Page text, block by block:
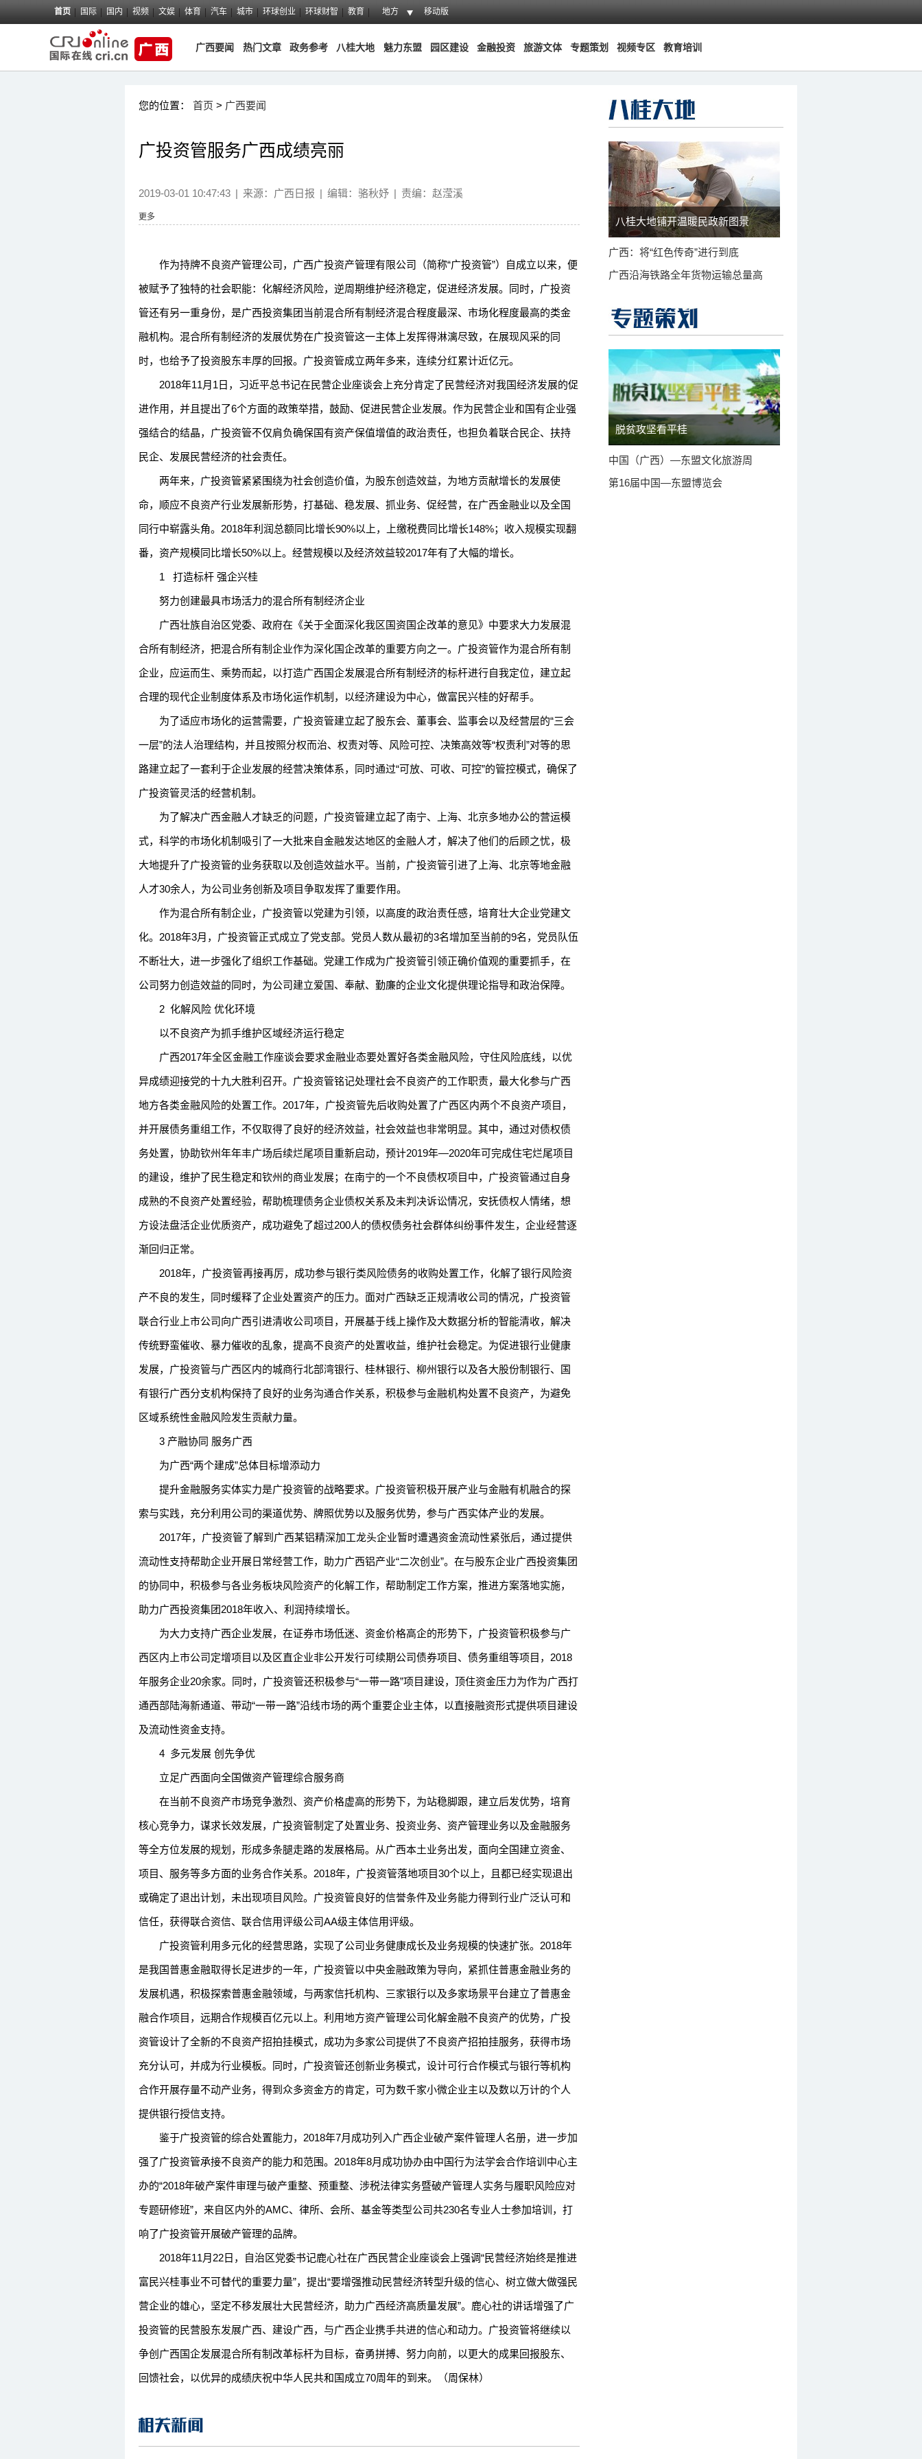
首页 国际 国内 视频 文娱 体育 汽车 城市 环球创业 环球财智 教育 地方 移动版
广西要闻 热门文章 政务参考 八桂大地 魅力东盟 园区建设 金融投资 旅游文体 专题策划 视频专区 教育培训
您的位置： 首页 > 广西要闻
广投资管服务广西成绩亮丽
2019-03-01 10:47:43 | 来源： 广西日报 | 编辑：骆秋妤 | 责编：赵滢溪
更多
作为持牌不良资产管理公司，广西广投资产管理有限公司（简称“广投资管”）自成立以来，便
被赋予了独特的社会职能：化解经济风险，逆周期维护经济稳定，促进经济发展。同时，广投资
管还有另一重身份，是广西投资集团当前混合所有制经济混合程度最深、市场化程度最高的类金
融机构。混合所有制经济的发展优势在广投资管这一主体上发挥得淋漓尽致，在展现风采的同
时，也给予了投资股东丰厚的回报。广投资管成立两年多来，连续分红累计近亿元。
2018年11月1日，习近平总书记在民营企业座谈会上充分肯定了民营经济对我国经济发展的促
进作用，并且提出了6个方面的政策举措，鼓励、促进民营企业发展。作为民营企业和国有企业强
强结合的结晶，广投资管不仅肩负确保国有资产保值增值的政治责任，也担负着联合民企、扶持
民企、发展民营经济的社会责任。
两年来，广投资管紧紧围绕为社会创造价值，为股东创造效益，为地方贡献增长的发展使
命，顺应不良资产行业发展新形势，打基础、稳发展、抓业务、促经营，在广西金融业以及全国
同行中崭露头角。2018年利润总额同比增长90%以上，上缴税费同比增长148%；收入规模实现翻
番，资产规模同比增长50%以上。经营规模以及经济效益较2017年有了大幅的增长。
1 打造标杆 强企兴桂
努力创建最具市场活力的混合所有制经济企业
广西壮族自治区党委、政府在《关于全面深化我区国资国企改革的意见》中要求大力发展混
合所有制经济，把混合所有制企业作为深化国企改革的重要方向之一。广投资管作为混合所有制
企业，应运而生、乘势而起，以打造广西国企发展混合所有制经济的标杆进行自我定位，建立起
合理的现代企业制度体系及市场化运作机制，以经济建设为中心，做富民兴桂的好帮手。
为了适应市场化的运营需要，广投资管建立起了股东会、董事会、监事会以及经营层的“三会
一层”的法人治理结构，并且按照分权而治、权责对等、风险可控、决策高效等“权责利”对等的思
路建立起了一套利于企业发展的经营决策体系，同时通过“可放、可收、可控”的管控模式，确保了
广投资管灵活的经营机制。
为了解决广西金融人才缺乏的问题，广投资管建立起了南宁、上海、北京多地办公的营运模
式，科学的市场化机制吸引了一大批来自金融发达地区的金融人才，解决了他们的后顾之忧，极
大地提升了广投资管的业务获取以及创造效益水平。当前，广投资管引进了上海、北京等地金融
人才30余人，为公司业务创新及项目争取发挥了重要作用。
作为混合所有制企业，广投资管以党建为引领，以高度的政治责任感，培育壮大企业党建文
化。2018年3月，广投资管正式成立了党支部。党员人数从最初的3名增加至当前的9名，党员队伍
不断壮大，进一步强化了组织工作基础。党建工作成为广投资管引领正确价值观的重要抓手，在
公司努力创造效益的同时，为公司建立爱国、奉献、勤廉的企业文化提供理论指导和政治保障。
2 化解风险 优化环境
以不良资产为抓手维护区域经济运行稳定
广西2017年全区金融工作座谈会要求金融业态要处置好各类金融风险，守住风险底线，以优
异成绩迎接党的十九大胜利召开。广投资管铭记处理社会不良资产的工作职责，最大化参与广西
地方各类金融风险的处置工作。2017年，广投资管先后收购处置了广西区内两个不良资产项目，
并开展债务重组工作，不仅取得了良好的经济效益，社会效益也非常明显。其中，通过对债权债
务处置，协助钦州年年丰广场后续烂尾项目重新启动，预计2019年—2020年可完成住宅烂尾项目
的建设，维护了民生稳定和钦州的商业发展；在南宁的一个不良债权项目中，广投资管通过自身
成熟的不良资产处置经验，帮助梳理债务企业债权关系及未判决诉讼情况，安抚债权人情绪，想
方设法盘活企业优质资产，成功避免了超过200人的债权债务社会群体纠纷事件发生，企业经营逐
渐回归正常。
2018年，广投资管再接再厉，成功参与银行类风险债务的收购处置工作，化解了银行风险资
产不良的发生，同时缓释了企业处置资产的压力。面对广西缺乏正规清收公司的情况，广投资管
联合行业上市公司向广西引进清收公司项目，开展基于线上操作及大数据分析的智能清收，解决
传统野蛮催收、暴力催收的乱象，提高不良资产的处置收益，维护社会稳定。为促进银行业健康
发展，广投资管与广西区内的城商行北部湾银行、桂林银行、柳州银行以及各大股份制银行、国
有银行广西分支机构保持了良好的业务沟通合作关系，积极参与金融机构处置不良资产，为避免
区域系统性金融风险发生贡献力量。
3 产融协同 服务广西
为广西“两个建成”总体目标增添动力
提升金融服务实体实力是广投资管的战略要求。广投资管积极开展产业与金融有机融合的探
索与实践，充分利用公司的渠道优势、牌照优势以及服务优势，参与广西实体产业的发展。
2017年，广投资管了解到广西某铝精深加工龙头企业暂时遭遇资金流动性紧张后，通过提供
流动性支持帮助企业开展日常经营工作，助力广西铝产业“二次创业”。在与股东企业广西投资集团
的协同中，积极参与各业务板块风险资产的化解工作，帮助制定工作方案，推进方案落地实施，
助力广西投资集团2018年收入、利润持续增长。
为大力支持广西企业发展，在证券市场低迷、资金价格高企的形势下，广投资管积极参与广
西区内上市公司定增项目以及区直企业非公开发行可续期公司债券项目、债务重组等项目，2018
年服务企业20余家。同时，广投资管还积极参与“一带一路”项目建设，顶住资金压力为作为广西打
通西部陆海新通道、带动“一带一路”沿线市场的两个重要企业主体，以直接融资形式提供项目建设
及流动性资金支持。
4 多元发展 创先争优
立足广西面向全国做资产管理综合服务商
在当前不良资产市场竞争激烈、资产价格虚高的形势下，为站稳脚跟，建立后发优势，培育
核心竞争力，谋求长效发展，广投资管制定了处置业务、投资业务、资产管理业务以及金融服务
等全方位发展的规划，形成多条腿走路的发展格局。从广西本土业务出发，面向全国建立资金、
项目、服务等多方面的业务合作关系。2018年，广投资管落地项目30个以上，且都已经实现退出
或确定了退出计划，未出现项目风险。广投资管良好的信誉条件及业务能力得到行业广泛认可和
信任，获得联合资信、联合信用评级公司AA级主体信用评级。
广投资管利用多元化的经营思路，实现了公司业务健康成长及业务规模的快速扩张。2018年
是我国普惠金融取得长足进步的一年，广投资管以中央金融政策为导向，紧抓住普惠金融业务的
发展机遇，积极探索普惠金融领域，与两家信托机构、三家银行以及多家场景平台建立了普惠金
融合作项目，远期合作规模百亿元以上。利用地方资产管理公司化解金融不良资产的优势，广投
资管设计了全新的不良资产招拍挂模式，成功为多家公司提供了不良资产招拍挂服务，获得市场
充分认可，并成为行业模板。同时，广投资管还创新业务模式，设计可行合作模式与银行等机构
合作开展存量不动产业务，得到众多资金方的肯定，可为数千家小微企业主以及数以万计的个人
提供银行授信支持。
鉴于广投资管的综合处置能力，2018年7月成功列入广西企业破产案件管理人名册，进一步加
强了广投资管承接不良资产的能力和范围。2018年8月成功协办由中国行为法学会合作培训中心主
办的“2018年破产案件审理与破产重整、预重整、涉税法律实务暨破产管理人实务与履职风险应对
专题研修班”，来自区内外的AMC、律所、会所、基金等类型公司共230名专业人士参加培训，打
响了广投资管开展破产管理的品牌。
2018年11月22日，自治区党委书记鹿心社在广西民营企业座谈会上强调“民营经济始终是推进
富民兴桂事业不可替代的重要力量”，提出“要增强推动民营经济转型升级的信心、树立做大做强民
营企业的雄心，坚定不移发展壮大民营经济，助力广西经济高质量发展”。鹿心社的讲话增强了广
投资管的民营股东发展广西、建设广西，与广西企业携手共进的信心和动力。广投资管将继续以
争创广西国企发展混合所有制改革标杆为目标，奋勇拼搏、努力向前，以更大的成果回报股东、
回馈社会，以优异的成绩庆祝中华人民共和国成立70周年的到来。（周保林）
八桂大地铺开温暖民政新图景
广西：将“红色传奇”进行到底
广西沿海铁路全年货物运输总量高
脱贫攻坚看平桂
中国（广西）—东盟文化旅游周
第16届中国—东盟博览会